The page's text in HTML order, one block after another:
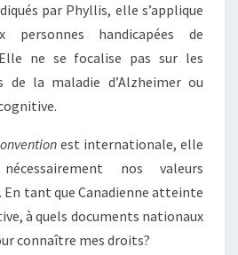
par Phyllis, elle s’applique
personnes handicapées de
ne se focalise pas sur les
de la maladie d’Alzheimer ou
est internationale, elle
nos valeurs
En tant que Canadienne atteinte
à quels documents nationaux
connaître mes droits?